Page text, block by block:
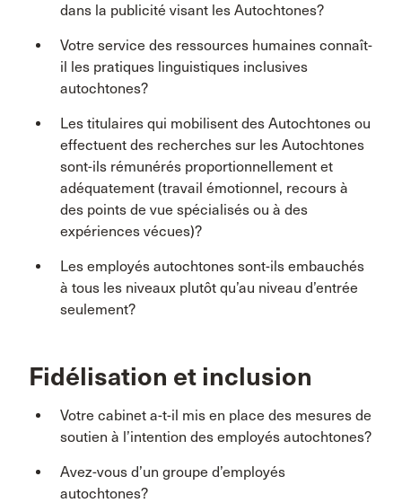
dans la publicité visant les Autochtones?
Votre service des ressources humaines connaît-
il les pratiques linguistiques inclusives
autochtones?
Les titulaires qui mobilisent des Autochtones ou
effectuent des recherches sur les Autochtones
sont-ils rémunérés proportionnellement et
adéquatement (travail émotionnel, recours à
des points de vue spécialisés ou à des
expériences vécues)?
Les employés autochtones sont-ils embauchés
à tous les niveaux plutôt qu’au niveau d’entrée
seulement?
Fidélisation et inclusion
Votre cabinet a-t-il mis en place des mesures de
soutien à l’intention des employés autochtones?
Avez-vous d’un groupe d’employés
autochtones?